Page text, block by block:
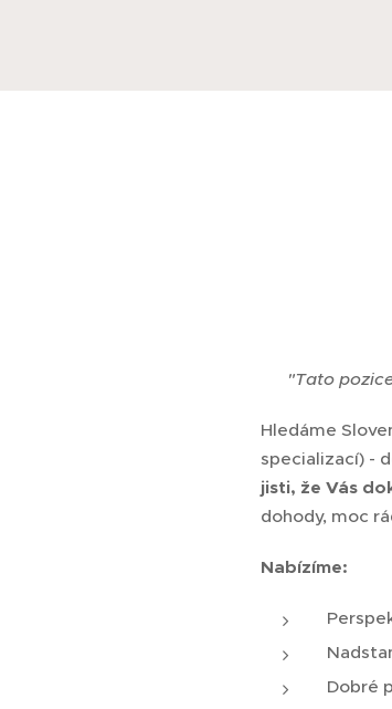
"Tato
Hledáme
specializací) -
jisti, že Vás
dohody, moc
Nabízíme:
Dobré